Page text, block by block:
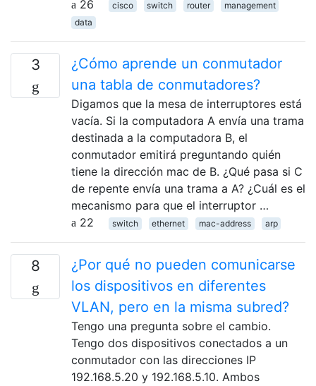
26
cisco switch router
management
data
3
¿Cómo aprende un conmutador
una tabla de conmutadores?
Digamos que la mesa de interruptores está
vacía. Si la computadora A envía una trama
destinada a la computadora B, el
conmutador emitirá preguntando quién
tiene la dirección mac de B. ¿Qué pasa si C
de repente envía una trama a A? ¿Cuál es el
mecanismo para que el interruptor …
22
switch ethernet mac-address arp
8
¿Por qué no pueden comunicarse
los dispositivos en diferentes
VLAN, pero en la misma subred?
Tengo una pregunta sobre el cambio.
Tengo dos dispositivos conectados a un
conmutador con las direcciones IP
192.168.5.20 y 192.168.5.10. Ambos